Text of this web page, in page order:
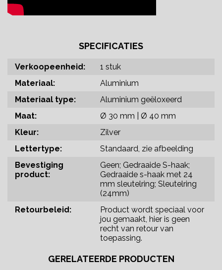
SPECIFICATIES
Verkoopeenheid:
1 stuk
Materiaal:
Aluminium
Materiaal type:
Aluminium geëloxeerd
Maat:
Ø 30 mm | Ø 40 mm
Kleur:
Zilver
Lettertype:
Standaard, zie afbeelding
Bevestiging
product:
Geen; Gedraaide S-haak;
Gedraaide s-haak met 24
mm sleutelring; Sleutelring
(24mm)
Retourbeleid:
Product wordt speciaal voor
jou gemaakt, hier is geen
recht van retour van
toepassing.
GERELATEERDE PRODUCTEN